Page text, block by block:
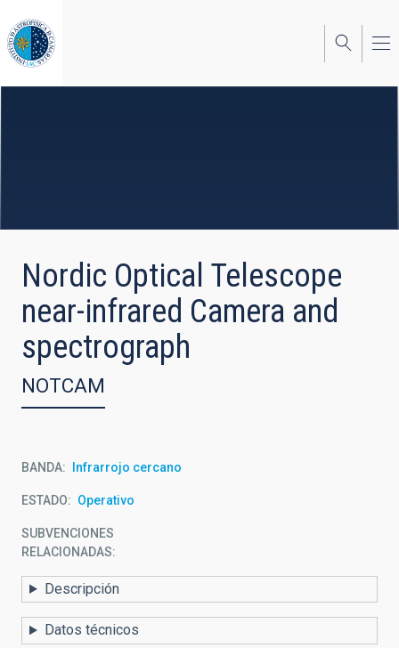
al
contenido
principal
Nordic Optical Telescope
near-infrared Camera and
spectrograph
NOTCAM
BANDA Infrarrojo cercano
ESTADO Operativo
SUBVENCIONES
RELACIONADAS:
Descripción
Datos técnicos